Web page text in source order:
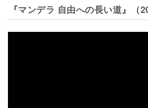
『マンデラ 自由への長い道』（